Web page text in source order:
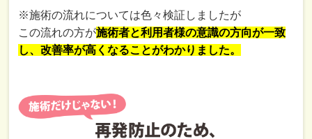
※施術の流れについては色々検証しましたが
この流れの方が施術者と利用者様の意識の方向が一致
し、改善率が高くなることがわかりました。